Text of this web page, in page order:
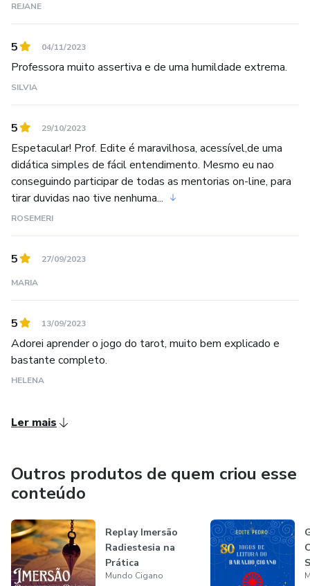
REJANE
5 04/11/2023
Professora muito assertiva e de uma humildade extrema.
SILVIA
5 29/10/2023
Espetacular! Prof. Edite é maravilhosa, acessível,de uma
didática simples de fácil entendimento. Mesmo eu nao
conseguindo participar de todas as mentorias on-line, para
tirar duvidas nao tive nenhuma...
ROSEMERI
5 27/09/2023
MARIA
5 13/09/2023
Adorei aprender o jogo do tarot, muito bem explicado e
bastante completo.
HELENA
Ler mais
Outros produtos de quem criou esse
conteúdo
Replay Imersão
Radiestesia na
Prática
Mundo Cigano